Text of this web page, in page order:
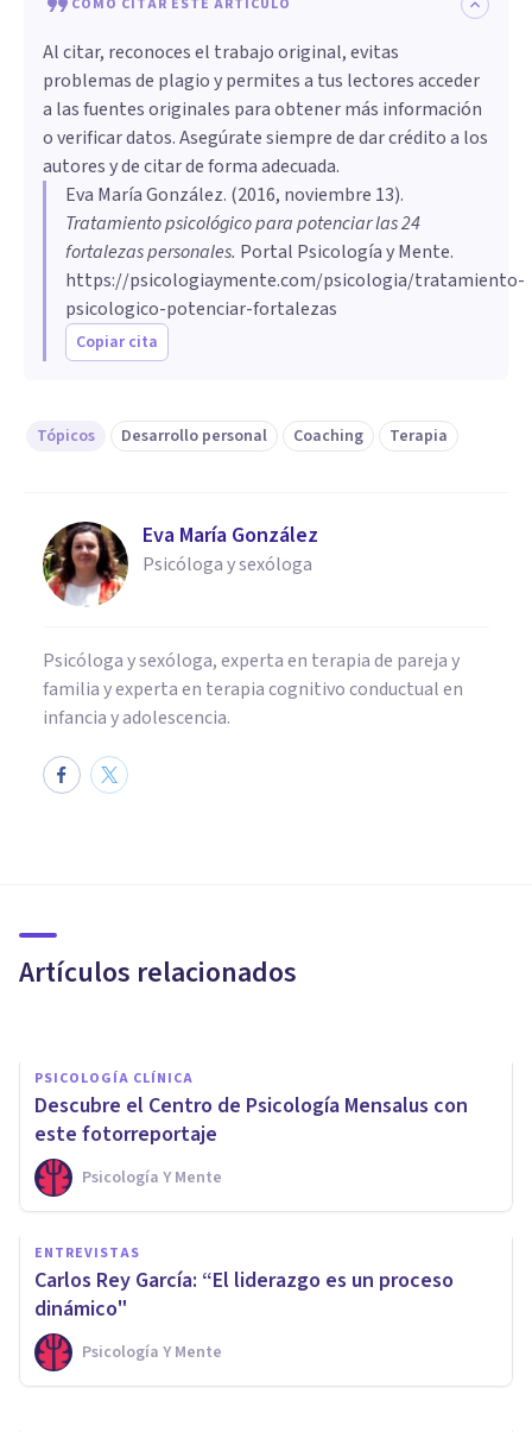
Al citar, reconoces el trabajo original, evitas
problemas de plagio y permites a tus lectores acceder
a las fuentes originales para obtener más información
o verificar datos. Asegúrate siempre de dar crédito a los
autores y de citar de forma adecuada.
Eva María González. (2016, noviembre 13).
Tratamiento psicológico para potenciar las 24
fortalezas personales. Portal Psicología y Mente.
https://psicologiaymente.com/psicologia/tratamiento-
psicologico-potenciar-fortalezas
Copiar cita
Tópicos Desarrollo personal Coaching Terapia
Eva María González
Psicóloga y sexóloga
Psicóloga y sexóloga, experta en terapia de pareja y
familia y experta en terapia cognitivo conductual en
infancia y adolescencia.
Artículos relacionados
Los 10 mitos sobre el Coaching
PSICOLOGÍA CLÍNICA
Descubre el Centro de Psicología Mensalus con
este fotorreportaje
Psicología Y Mente
ENTREVISTAS
Carlos Rey García: “El liderazgo es un proceso
dinámico"
Psicología Y Mente
PSICOLOGÍA
Los 50 perfiles de Twitter
esenciales para estudiantes de
Psicología
Psicología Y Mente